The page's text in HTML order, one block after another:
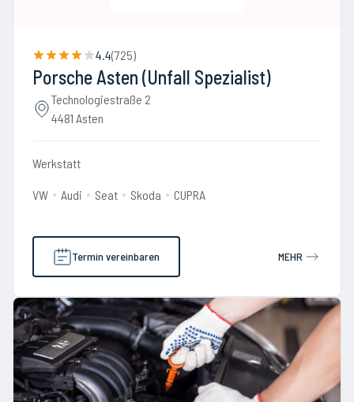
4.4(725)
Porsche Asten (Unfall Spezialist)
Technologiestraße 2
4481 Asten
Werkstatt
VW Audi Seat Skoda CUPRA
Termin vereinbaren MEHR